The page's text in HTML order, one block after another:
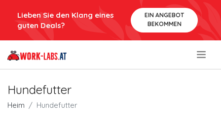
Lieben Sie den Klang eines
guten Deals?
EIN ANGEBOT
BEKOMMEN
Hundefutter
Heim Hundefutter